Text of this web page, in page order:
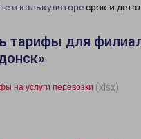
в калькуляторесрок и
тарифы для
на услуги перевозки (xlsx)